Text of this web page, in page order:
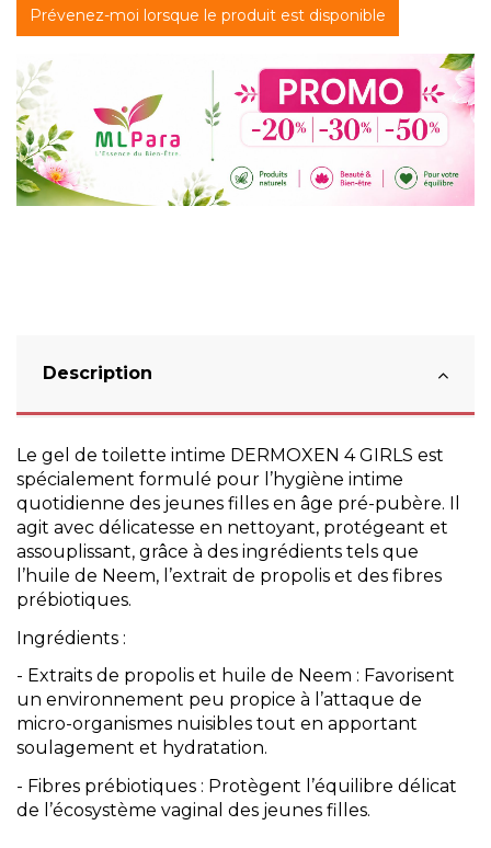
Description
Le gel de toilette intime DERMOXEN 4 GIRLS est
spécialement formulé pour l’hygiène intime
quotidienne des jeunes filles en âge pré-pubère. Il
agit avec délicatesse en nettoyant, protégeant et
assouplissant, grâce à des ingrédients tels que
l’huile de Neem, l’extrait de propolis et des fibres
prébiotiques.
Ingrédients :
- Extraits de propolis et huile de Neem : Favorisent
un environnement peu propice à l’attaque de
micro-organismes nuisibles tout en apportant
soulagement et hydratation.
- Fibres prébiotiques : Protègent l’équilibre délicat
de l’écosystème vaginal des jeunes filles.